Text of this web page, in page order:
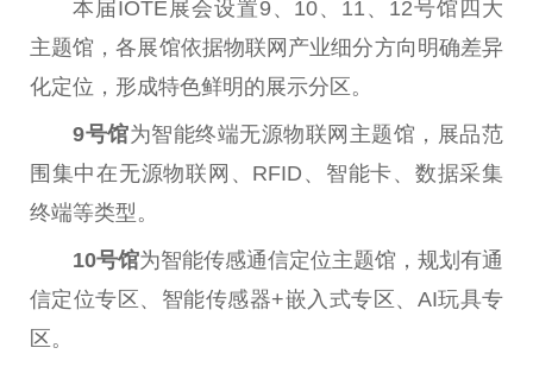
本届IOTE展会设置9、10、11、12号馆四大
主题馆，各展馆依据物联网产业细分方向明确差异
化定位，形成特色鲜明的展示分区。
9号馆为智能终端无源物联网主题馆，展品范
围集中在无源物联网、RFID、智能卡、数据采集
终端等类型。
10号馆为智能传感通信定位主题馆，规划有通
信定位专区、智能传感器+嵌入式专区、AI玩具专
区。